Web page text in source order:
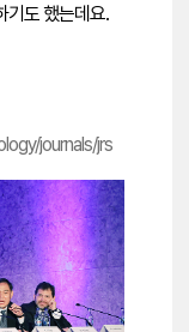
기도 했는데요.
journals/jrs